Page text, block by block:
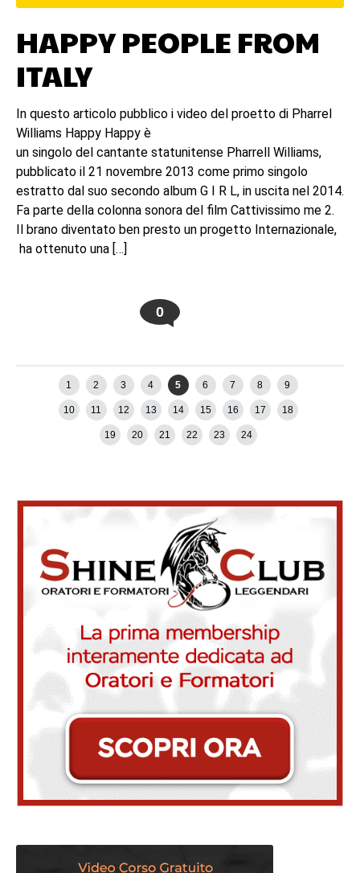
HAPPY PEOPLE FROM
ITALY
In questo articolo pubblico i video del proetto di Pharrel
Williams Happy Happy è
un singolo del cantante statunitense Pharrell Williams,
pubblicato il 21 novembre 2013 come primo singolo
estratto dal suo secondo album G I R L, in uscita nel 2014.
Fa parte della colonna sonora del film Cattivissimo me 2.
Il brano diventato ben presto un progetto Internazionale,
ha ottenuto una […]
0
Newer posts
1 2 3 4 5 6 7 8 9
10 11 12 13 14 15 16 17 18
19 20 21 22 23 24
Older posts